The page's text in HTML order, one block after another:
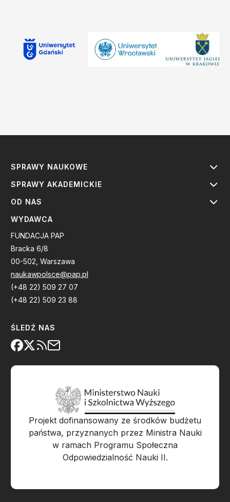
SPRAWY NAUKOWE
SPRAWY AKADEMICKIE
OD NAS
WYDAWCA
FUNDACJA PAP
Bracka 6/8
00-502, Warszawa
naukawpolsce@pap.pl
(+48 22) 509 27 07
(+48 22) 509 23 88
ŚLEDŹ NAS
Projekt dofinansowany ze środków budżetu
państwa, przyznanych przez Ministra Nauki
w ramach Programu Społeczna
Odpowiedzialność Nauki II.